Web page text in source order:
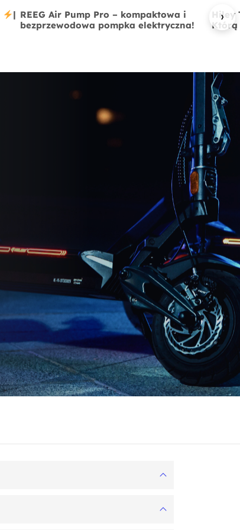
| REEG Air Pump Pro – kompaktowa i
bezprzewodowa pompka elektryczna!
Hiley
Którą
›